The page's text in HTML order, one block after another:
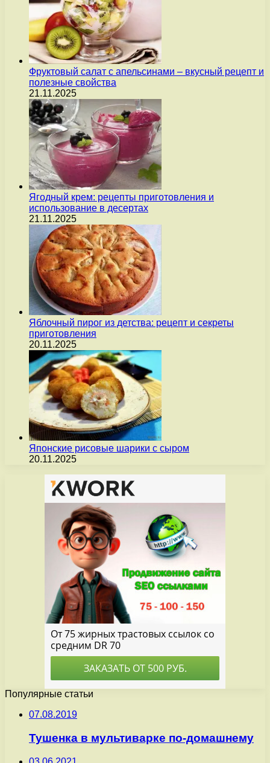
Фруктовый салат с апельсинами – вкусный рецепт и
полезные свойства
21.11.2025
Ягодный крем: рецепты приготовления и
использование в десертах
21.11.2025
Яблочный пирог из детства: рецепт и секреты
приготовления
20.11.2025
Японские рисовые шарики с сыром
20.11.2025
Популярные статьи
07.08.2019
Тушенка в мультиварке по-домашнему